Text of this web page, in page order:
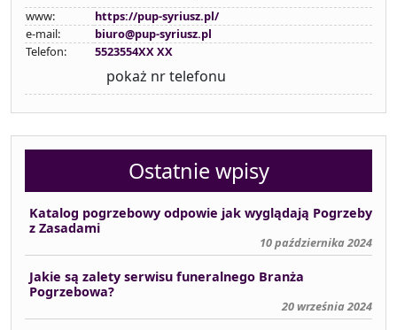
www:
https://pup-syriusz.pl/
e-mail:
biuro@pup-syriusz.pl
Telefon:
5523554XX XX
pokaż nr telefonu
Ostatnie wpisy
Katalog pogrzebowy odpowie jak wyglądają Pogrzeby
z Zasadami
10 października 2024
Jakie są zalety serwisu funeralnego Branża
Pogrzebowa?
20 września 2024